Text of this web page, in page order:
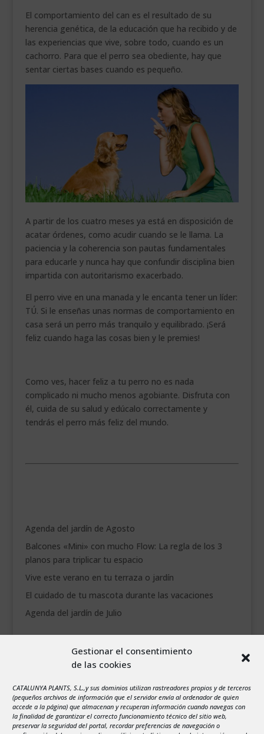
Gestionar el consentimiento
de las cookies
CATALUNYA PLANTS, S.L.,y sus dominios utilizan rastreadores propios y de terceros
(pequeños archivos de información que el servidor envía al ordenador de quien
accede a la página) que almacenan y recuperan información cuando navegas con
la finalidad de garantizar el correcto funcionamiento técnico del sitio web,
preservar la seguridad del portal, recordar preferencias de navegación o
El comportamiento del can es el resultado de su
herencia genética, de la educación que ha recibido y de
las experiencias que vive, sobre todo, cuando es un
cachorro. Para que el perro sea obediente, hay que
sentar ciertas bases cuando es pequeño.
A partir de los cuatro meses ya está en disposición de
acatar órdenes, como acudir cuando se le llama. La
paciencia y la coherencia son pautas fundamentales
para educarle y nunca hay que confundir disciplina bien
impartida con autoritarismo exacerbado.
El perro vive en una manada y le encanta tener un líder:
TÚ. Si le enseñas unas normas de comportamiento en
casa será un perro más tranquilo y equilibrado. ¡Será
feliz cuando haga las cosas bien y le premies!
Como ves, hacer feliz a tu perro no es nada
complicado ni mucho menos agobiante. Disfruta con
él, cuida de su salud y edúcalo correctamente y
tendrás el perro más feliz del mundo.
Agenda del jardín de Agosto
Balcones «Mini» con mucho Flow: La regla de los 3
planos para triplicar tu espacio
Vive este verano en tu terraza o jardín
El cuidado de tu mascota durante las vacaciones
Agenda del jardín de Julio
X J V S
3
4 5 6 7 8
9
10
11 12 13 14 15
16
17
18 19 20 21 22 23